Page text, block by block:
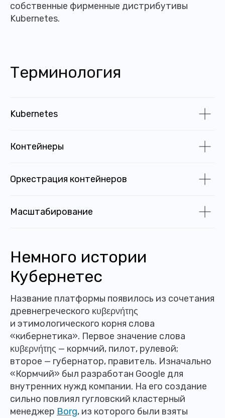
собственные фирменные дистрибутивы
Kubernetes.
Терминология
Kubernetes
Контейнеры
Оркестрация контейнеров
Масштабирование
Немного истории
Кубернетес
Название платформы появилось из сочетания
древнегреческого κυβερνήτης
и этимологического корня слова
«кибернетика». Первое значение слова
κυβερνήτης — кормчий, пилот, рулевой;
второе — губернатор, правитель. Изначально
«Кормчий» был разработан Google для
внутренних нужд компании. На его создание
сильно повлиял гугловский кластерный
менеджер Borg, из которого были взяты